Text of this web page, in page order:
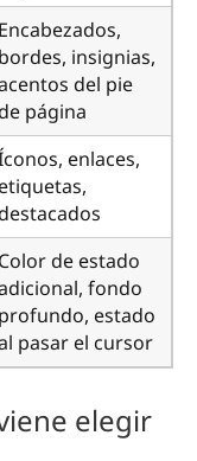
Encabezados,
bordes, insignias,
del pie
página
enlaces,
etiquetas,
Color de estado
fondo
profundo, estado
pasar el cursor
elegir